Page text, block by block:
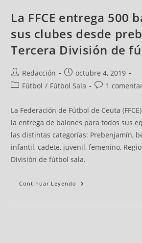
La FFCE entrega 500
sus clubes desde
Tercera División de
Redacción
octubre 4, 2019
Fútbol / Fútbol Sala 1
La Federación de Fútbol de Ceuta
la entrega de balones para todos sus
las distintas categorías: Prebenjamín,
infantil, cadete, juvenil, femenino,
División de fútbol sala.
Continuar Leyendo